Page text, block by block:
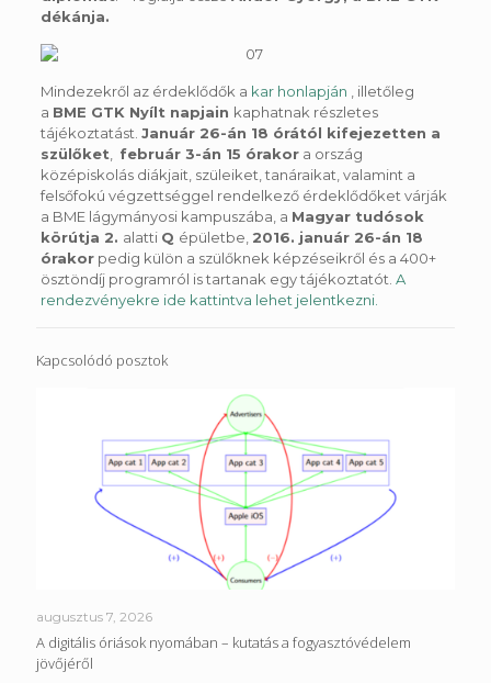
dékánja.
Mindezekről az érdeklődők a kar honlapján , illetőleg
a BME GTK Nyílt napjain kaphatnak részletes
tájékoztatást. Január 26-án 18 órától kifejezetten a
szülőket
február 3-án 15 órakora ország
középiskolás diákjait, szüleiket, tanáraikat, valamint a
felsőfokú végzettséggel rendelkező érdeklődőket várják
a BME lágymányosi kampuszába, a Magyar tudósok
körútja 2. alatti Q épületbe, 2016. január 26-án 18
órakorpedig külön a szülőknek képzéseikről és a 400+
ösztöndíj programról is tartanak egy tájékoztatót. A
rendezvényekre ide kattintva lehet jelentkezni.
Kapcsolódó posztok
augusztus 7, 2026
A digitális óriások nyomában – kutatás a fogyasztóvédelem
jövőjéről